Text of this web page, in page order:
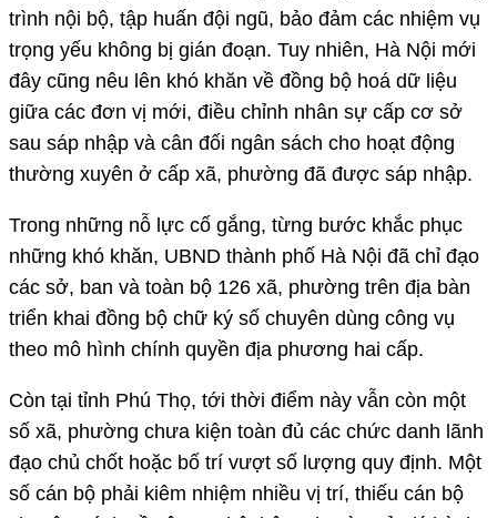
trình nội bộ, tập huấn đội ngũ, bảo đảm các nhiệm vụ
trọng yếu không bị gián đoạn. Tuy nhiên, Hà Nội mới
đây cũng nêu lên khó khăn về đồng bộ hoá dữ liệu
giữa các đơn vị mới, điều chỉnh nhân sự cấp cơ sở
sau sáp nhập và cân đối ngân sách cho hoạt động
thường xuyên ở cấp xã, phường đã được sáp nhập.
Trong những nỗ lực cố gắng, từng bước khắc phục
những khó khăn, UBND thành phố Hà Nội đã chỉ đạo
các sở, ban và toàn bộ 126 xã, phường trên địa bàn
triển khai đồng bộ chữ ký số chuyên dùng công vụ
theo mô hình chính quyền địa phương hai cấp.
Còn tại tỉnh Phú Thọ, tới thời điểm này vẫn còn một
số xã, phường chưa kiện toàn đủ các chức danh lãnh
đạo chủ chốt hoặc bố trí vượt số lượng quy định. Một
số cán bộ phải kiêm nhiệm nhiều vị trí, thiếu cán bộ